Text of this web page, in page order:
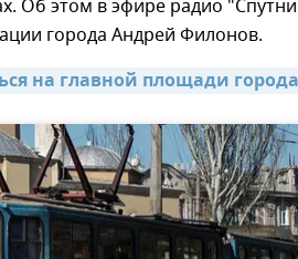
Об этом в эфире радио
города Андрей Филонов.
на главной площади